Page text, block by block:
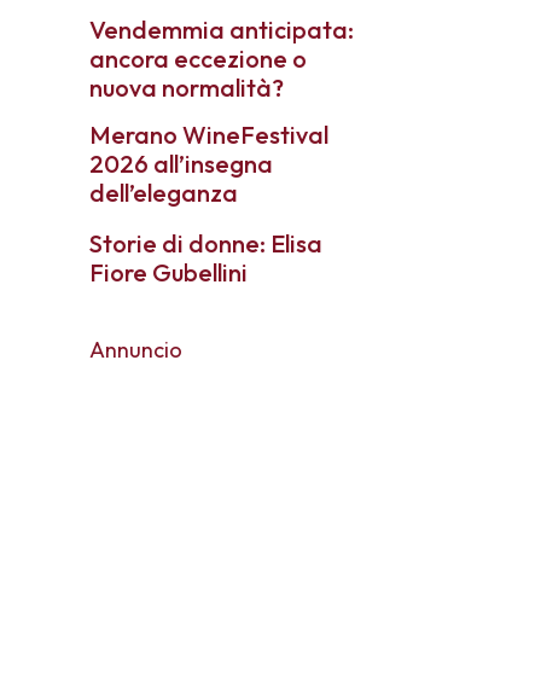
Vendemmia anticipata:
ancora eccezione o
nuova normalità?
Merano WineFestival
2026 all’insegna
dell’eleganza
Storie di donne: Elisa
Fiore Gubellini
Annuncio